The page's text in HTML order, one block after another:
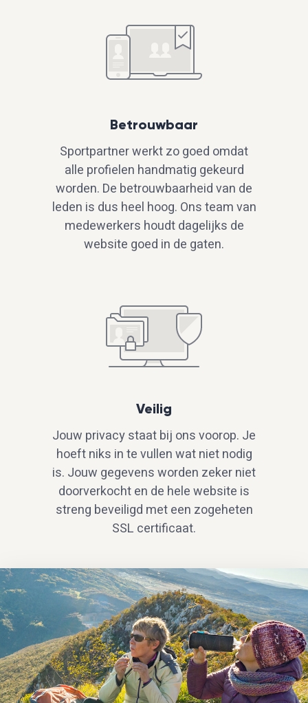
Betrouwbaar
Sportpartner werkt zo goed omdat
alle profielen handmatig gekeurd
worden. De betrouwbaarheid van de
leden is dus heel hoog. Ons team van
medewerkers houdt dagelijks de
website goed in de gaten.
Veilig
Jouw privacy staat bij ons voorop. Je
hoeft niks in te vullen wat niet nodig
is. Jouw gegevens worden zeker niet
doorverkocht en de hele website is
streng beveiligd met een zogeheten
SSL certificaat.